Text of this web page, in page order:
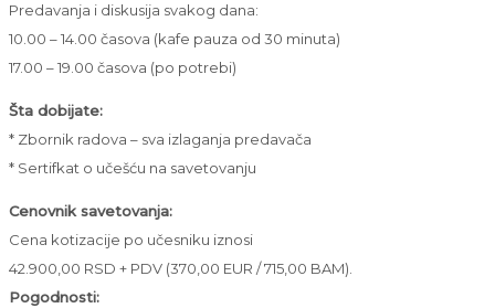
Predavanja i diskusija svakog dana:
10.00 – 14.00 časova (kafe pauza od 30 minuta)
17.00 – 19.00 časova (po potrebi)
Šta dobijate:
* Zbornik radova – sva izlaganja predavača
* Sertifkat o učešću na savetovanju
Cenovnik savetovanja:
Cena kotizacije po učesniku iznosi
42.900,00 RSD + PDV (370,00 EUR / 715,00 BAM).
Pogodnosti: